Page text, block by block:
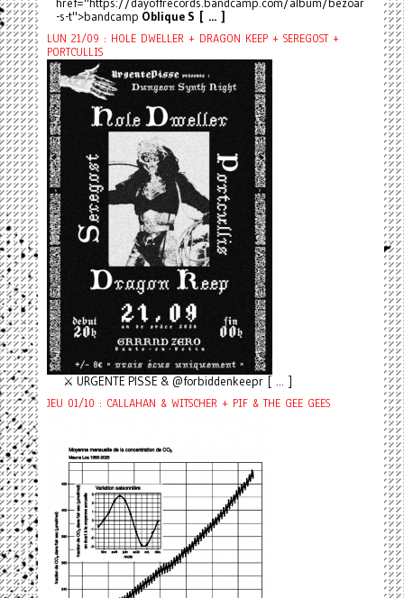
-s-t">bandcamp Oblique S [ ... ]
LUN 21/09 : HOLE DWELLER + DRAGON KEEP + SEREGOST +
PORTCULLIS
⚔️ URGENTE PISSE & @forbiddenkeepr [ ... ]
JEU 01/10 : CALLAHAN & WITSCHER + PIF & THE GEE GEES